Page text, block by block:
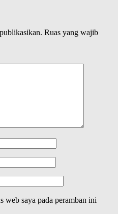
Ruas yang wajib
web saya pada peramban ini